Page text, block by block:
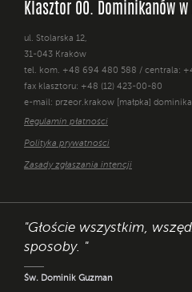
Klasztor OO. Dominikanów
ul. Stolarska 12,
31-043 Kraków
tel. kom. +48 694 480 588 / centrala:
fax klasztoru: +48 (12) 423-00-80
e-mail: przeor.krakow [małpka]
Regulamin płatności
Polityka prywatności
Zasady zgłaszania intencji
"Głoście wszystkim,
sposoby. "
Św. Dominik Guzman